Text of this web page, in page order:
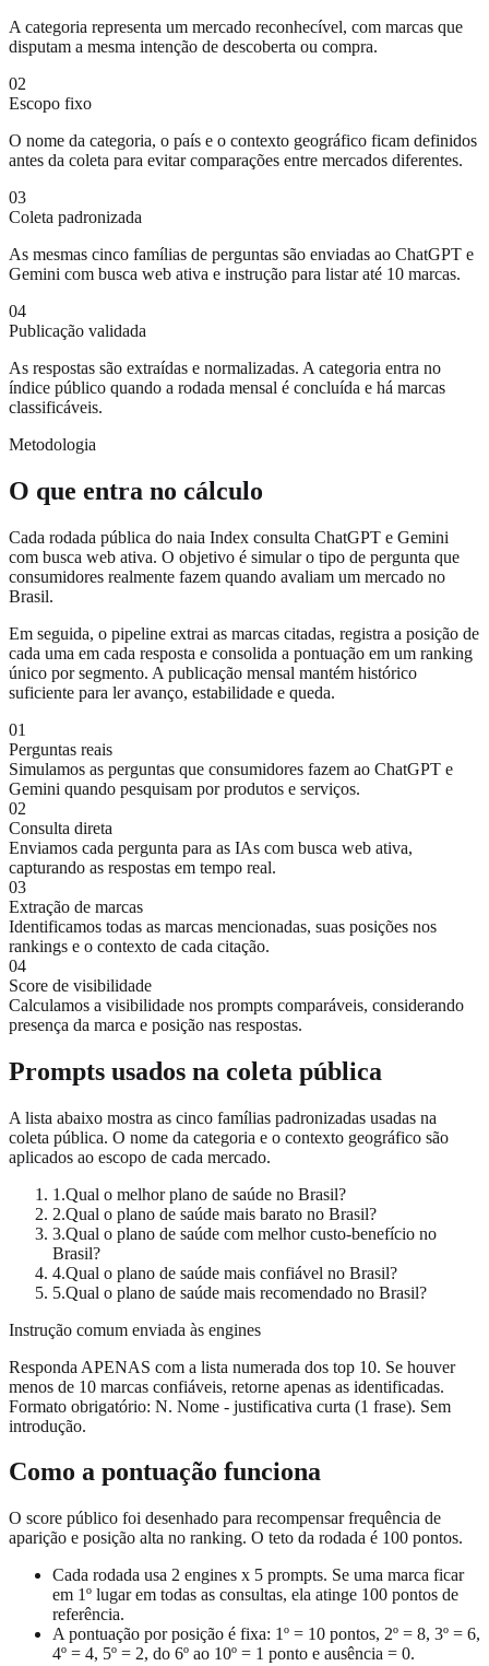
A categoria representa um mercado reconhecível, com marcas que
disputam a mesma intenção de descoberta ou compra.
02
Escopo fixo
O nome da categoria, o país e o contexto geográfico ficam definidos
antes da coleta para evitar comparações entre mercados diferentes.
03
Coleta padronizada
As mesmas cinco famílias de perguntas são enviadas ao ChatGPT e
Gemini com busca web ativa e instrução para listar até 10 marcas.
04
Publicação validada
As respostas são extraídas e normalizadas. A categoria entra no
índice público quando a rodada mensal é concluída e há marcas
classificáveis.
Metodologia
O que entra no cálculo
Cada rodada pública do naia Index consulta ChatGPT e Gemini
com busca web ativa. O objetivo é simular o tipo de pergunta que
consumidores realmente fazem quando avaliam um mercado no
Brasil.
Em seguida, o pipeline extrai as marcas citadas, registra a posição de
cada uma em cada resposta e consolida a pontuação em um ranking
único por segmento. A publicação mensal mantém histórico
suficiente para ler avanço, estabilidade e queda.
01
Perguntas reais
Simulamos as perguntas que consumidores fazem ao ChatGPT e
Gemini quando pesquisam por produtos e serviços.
02
Consulta direta
Enviamos cada pergunta para as IAs com busca web ativa,
capturando as respostas em tempo real.
03
Extração de marcas
Identificamos todas as marcas mencionadas, suas posições nos
rankings e o contexto de cada citação.
04
Score de visibilidade
Calculamos a visibilidade nos prompts comparáveis, considerando
presença da marca e posição nas respostas.
Prompts usados na coleta pública
A lista abaixo mostra as cinco famílias padronizadas usadas na
coleta pública. O nome da categoria e o contexto geográfico são
aplicados ao escopo de cada mercado.
1 .Qual o melhor plano de saúde no Brasil?
2.Qual o plano de saúde mais barato no Brasil?
3.Qual o plano de saúde com melhor custo-benefício no
Brasil?
4.Qual o plano de saúde mais confiável no Brasil?
5.Qual o plano de saúde mais recomendado no Brasil?
Instrução comum enviada às engines
Responda APENAS com a lista numerada dos top 10. Se houver
menos de 10 marcas confiáveis, retorne apenas as identificadas.
Formato obrigatório: N. Nome - justificativa curta (1 frase). Sem
introdução.
Como a pontuação funciona
O score público foi desenhado para recompensar frequência de
aparição e posição alta no ranking. O teto da rodada é 100 pontos.
Cada rodada usa 2 engines x 5 prompts. Se uma marca ficar
em 1º lugar em todas as consultas, ela atinge 100 pontos de
referência.
A pontuação por posição é fixa: 1º = 10 pontos, 2º = 8, 3º = 6,
4º = 4, 5º = 2, do 6º ao 10º = 1 ponto e ausência = 0.